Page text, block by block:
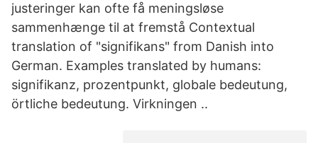
justeringer kan ofte få meningsløse
sammenhænge til at fremstå Contextual
translation of "signifikans" from Danish into
German. Examples translated by humans:
signifikanz, prozentpunkt, globale bedeutung,
örtliche bedeutung. Virkningen ..